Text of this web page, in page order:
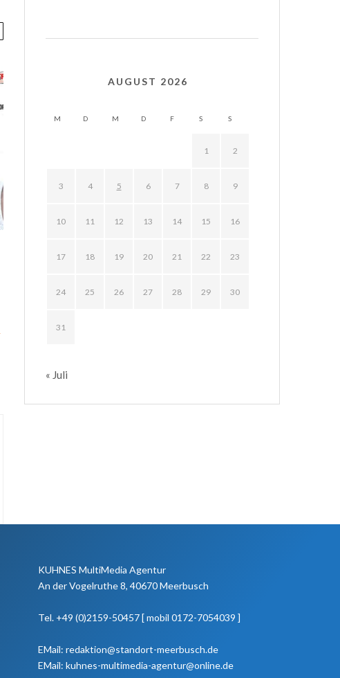
AUGUST 2026
M D M D F S S
1 2
3 4 5 6 7 8 9
10 11 12 13 14 15 16
17 18 19 20 21 22 23
24 25 26 27 28 29 30
31
« Juli
KUHNES MultiMedia Agentur
An der Vogelruthe 8, 40670 Meerbusch
Tel. +49 (0)2159-50457 [ mobil 0172-7054039 ]
EMail: redaktion@standort-meerbusch.de
EMail: kuhnes-multimedia-agentur@online.de